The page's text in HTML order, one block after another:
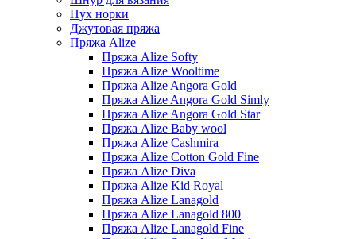
Пух норки
Джутовая пряжа
Пряжа Alize
Пряжа Alize Softy
Пряжа Alize Wooltime
Пряжа Alize Angora Gold
Пряжа Alize Angora Gold Simly
Пряжа Alize Angora Gold Star
Пряжа Alize Baby wool
Пряжа Alize Cashmira
Пряжа Alize Cotton Gold Fine
Пряжа Alize Diva
Пряжа Alize Kid Royal
Пряжа Alize Lanagold
Пряжа Alize Lanagold 800
Пряжа Alize Lanagold Fine